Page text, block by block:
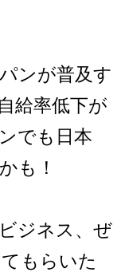
ンが普及す
給率低下が
でも日本
も！
ジネス、ぜ
もらいた